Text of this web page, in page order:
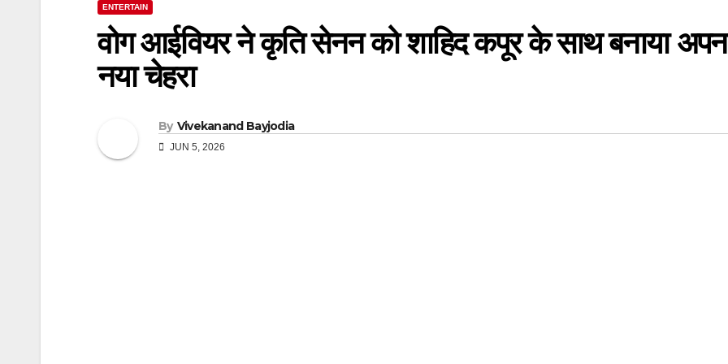
ENTERTAIN
वोग आईवियर ने कृति सेनन को शाहिद कपूर के साथ बनाया
नया चेहरा
By Vivekanand Bayjodia
JUN 5, 2026